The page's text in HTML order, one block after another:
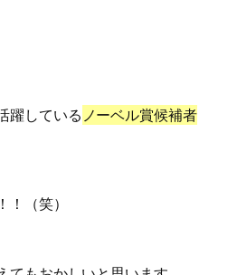
躍している ノーベル賞候補者
！（笑）